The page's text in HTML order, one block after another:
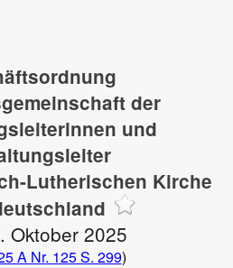
der
und
Lutherischen Kirche
Oktober 2025
A Nr. 125 S. 299)